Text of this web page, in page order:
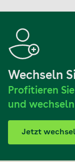
Wechseln
Profitieren
und
Jetzt